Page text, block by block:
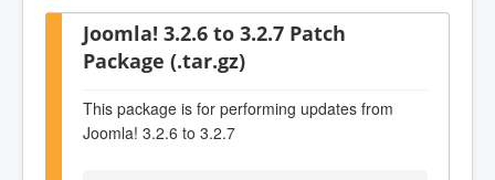
Joomla! 3.2.6 to 3.2.7 Patch
Package (.tar.gz)
This package is for performing updates from
Joomla! 3.2.6 to 3.2.7